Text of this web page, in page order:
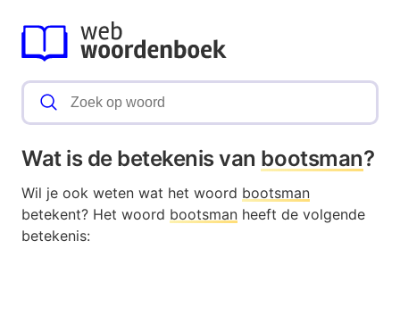
Wat is de betekenis van bootsman?
Wil je ook weten wat het woord bootsman
betekent? Het woord bootsman heeft de volgende
betekenis: